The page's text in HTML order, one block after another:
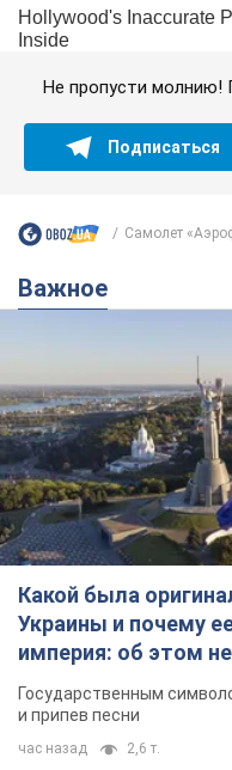
Не пропусти молнию!
Подписаться
Самолет
Важное
Какой была
Украины и почему
империя: об этом
Государственным
и припев песни
час назад 2,6 т.